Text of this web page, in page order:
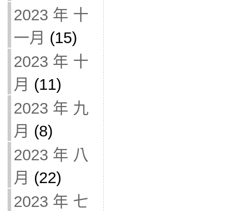
2023 年 十
一月 (15)
2023 年 十
月 (11)
2023 年 九
月 (8)
2023 年 八
月 (22)
2023 年 七